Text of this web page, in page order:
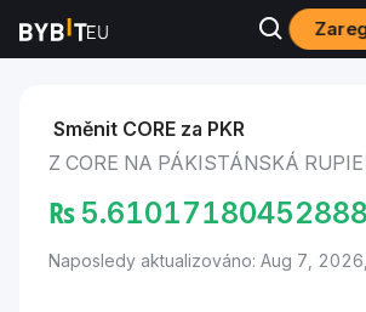
Trhy Cena Core CORE Core to
Směnit CORE za PKR
Z CORE NA PÁKISTÁNSKÁ RUPIE
₨
Naposledy aktualizováno: Aug 7,